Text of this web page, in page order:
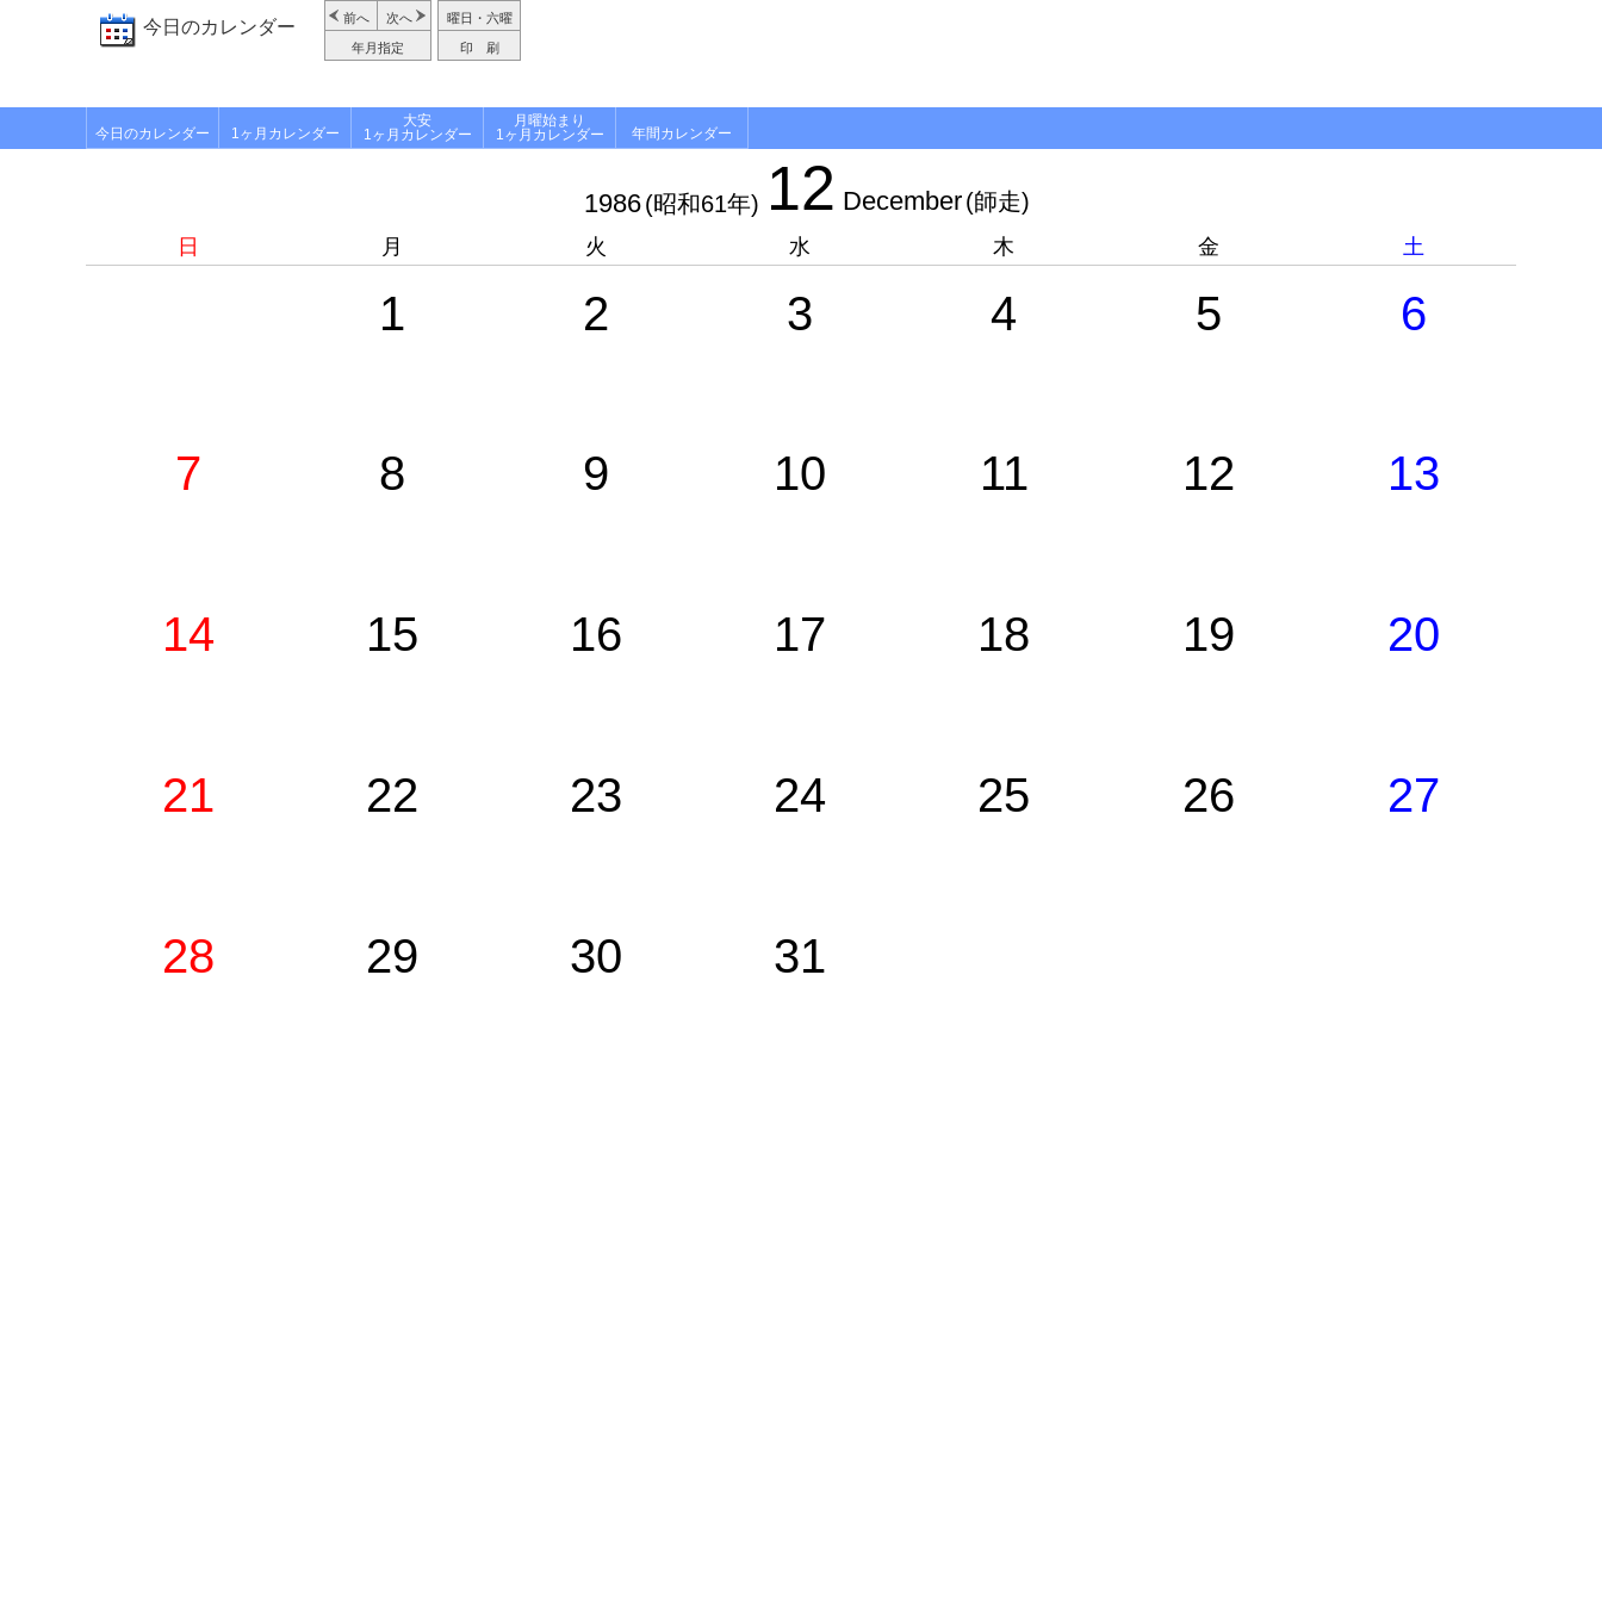
今日のカレンダー 前へ 次へ
年月指定
曜日・六曜
印 刷
今日のカレンダー 1ヶ月カレンダー
大安
1ヶ月カレンダー
月曜始まり
1ヶ月カレンダー
年間カレンダー
1986(昭和61年) 12 December(師走)
日 月 火 水 木 金 土
1 2 3 4 5 6
7 8 9 10 11 12 13
14 15 16 17 18 19 20
21 22 23 24 25 26 27
28 29 30 31